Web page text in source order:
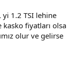
yi 1.2 TSI lehine
kasko fiyatları olsa
olur ve gelirse